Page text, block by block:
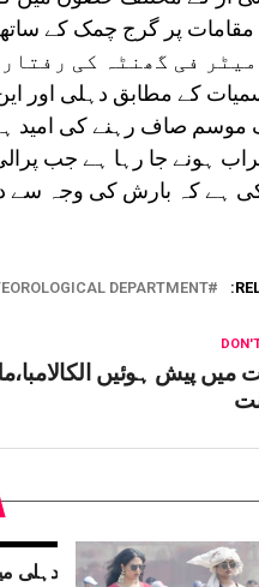
تک موسم صاف رہنے کی
ہونے جا رہا ہے جب
ہے کہ بارش کی وجہ سے
DEPARTMENT
میں پیش ہوئیں
دہلی میں